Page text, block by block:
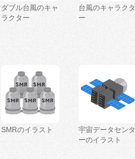
ダブル台風のキャ
ラクター
台風のキャラクタ
ー
SMRのイラスト
宇宙データセンタ
ーのイラスト